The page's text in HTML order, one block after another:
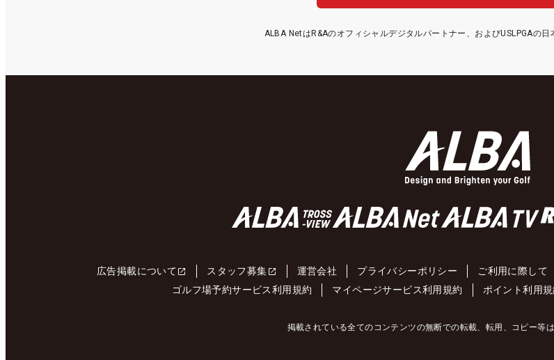
ALBA NetはR&Aのオフィシャルデジタルパートナー、およびUSLPGAの日
広告掲載について スタッフ募集 運営会社 プライバシーポリシー ご利用に際して
ゴルフ場予約サービス利用規約
マイページサービス利用規約 ポイント利用規
掲載されている全てのコンテンツの無断での転載、転用、コピー等